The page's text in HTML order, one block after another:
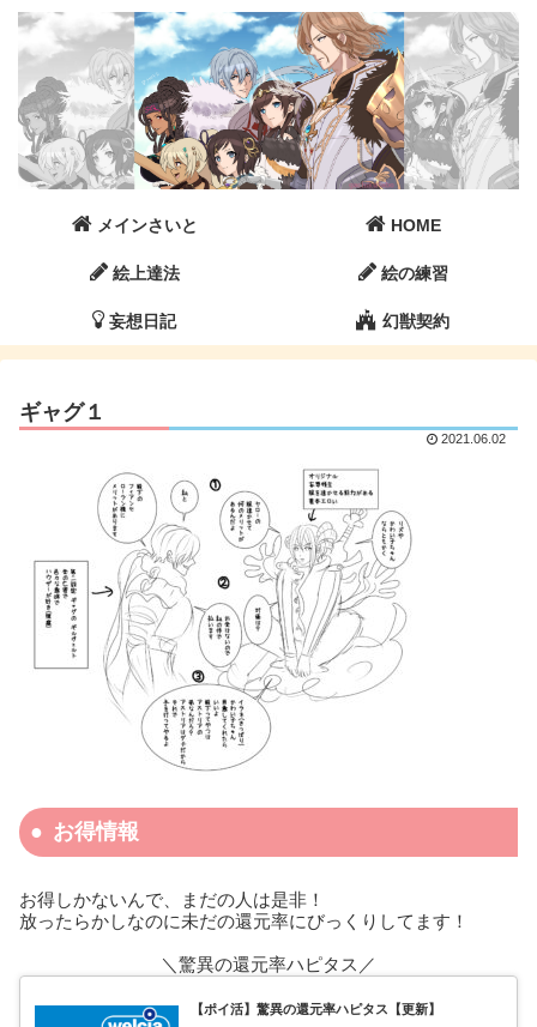
メインさいと HOME
絵上達法 絵の練習
妄想日記 幻獣契約
ギャグ１
2021.06.02
お得情報
お得しかないんで、まだの人は是非！
放ったらかしなのに未だの還元率にびっくりしてます！
＼驚異の還元率ハピタス／
【ポイ活】驚異の還元率ハピタス【更新】